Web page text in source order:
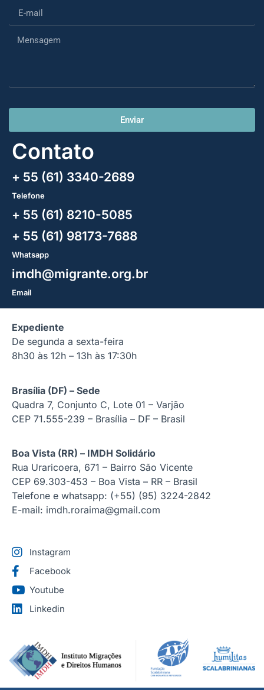
Enviar
Contato
+ 55 (61) 3340-2689
Telefone
+ 55 (61) 8210-5085
+ 55 (61) 98173-7688
Whatsapp
imdh@migrante.org.br
Email
Expediente
De segunda a sexta-feira
8h30 às 12h – 13h às 17:30h
Brasília (DF) – Sede
Quadra 7, Conjunto C, Lote 01 – Varjão
CEP 71.555-239 – Brasília – DF – Brasil
Boa Vista (RR) – IMDH Solidário
Rua Uraricoera, 671 – Bairro São Vicente
CEP 69.303-453 – Boa Vista – RR – Brasil
Telefone e whatsapp: (+55) (95) 3224-2842
E-mail: imdh.roraima@gmail.com
Instagram
Facebook
Youtube
Linkedin